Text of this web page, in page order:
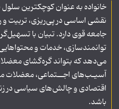
خانواده به عنوان کوچکترین
نقشی اساسی در پی‌ریزی، تربیت
جامعه قوی دارد. تبیان با
توانمندسازی، خدمات و محتواهایی
می‌دهد که بتواند گره‌گشای
آسیـب‌های اجــتماعی، معضلات
اقتصادی و چالش‌های سیاسی در
باشد.